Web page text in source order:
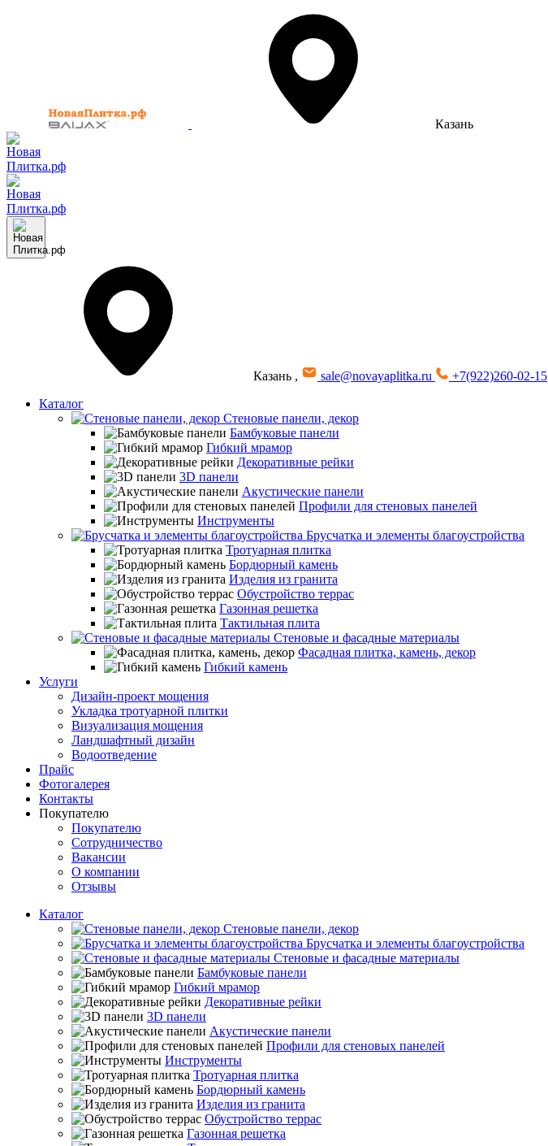
Казань
Казань , sale@novayaplitka.ru
+7(922)260-02-15
Каталог
Стеновые панели, декор
Бамбуковые панели
Гибкий мрамор
Декоративные рейки
3D панели
Акустические панели
Профили для стеновых панелей
Инструменты
Брусчатка и элементы благоустройства
Тротуарная плитка
Бордюрный камень
Изделия из гранита
Обустройство террас
Газонная решетка
Тактильная плита
Стеновые и фасадные материалы
Фасадная плитка, камень, декор
Гибкий камень
Услуги
Дизайн-проект мощения
Укладка тротуарной плитки
Визуализация мощения
Ландшафтный дизайн
Водоотведение
Прайс
Фотогалерея
Контакты
Покупателю
Покупателю
Сотрудничество
Вакансии
О компании
Отзывы
Каталог
Стеновые панели, декор
Брусчатка и элементы благоустройства
Стеновые и фасадные материалы
Бамбуковые панели
Гибкий мрамор
Декоративные рейки
3D панели
Акустические панели
Профили для стеновых панелей
Инструменты
Тротуарная плитка
Бордюрный камень
Изделия из гранита
Обустройство террас
Газонная решетка